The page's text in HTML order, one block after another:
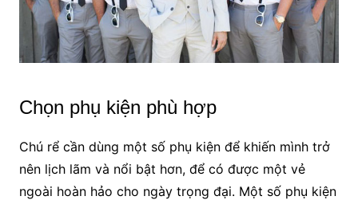
Chọn phụ kiện phù hợp
Chú rể cần dùng một số phụ kiện để khiến mình trở
nên lịch lãm và nổi bật hơn, để có được một vẻ
ngoài hoàn hảo cho ngày trọng đại. Một số phụ kiện